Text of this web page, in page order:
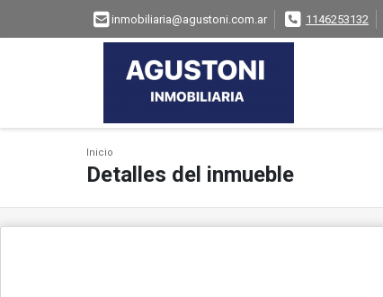
inmobiliaria@agustoni.com.ar 1146253132
Inicio
Detalles del inmueble